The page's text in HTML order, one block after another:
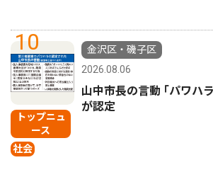
10
トップニュ
ース
社会
金沢区・磯子区
2026.08.06
山中市長の言動 ｢パワハ
が認定